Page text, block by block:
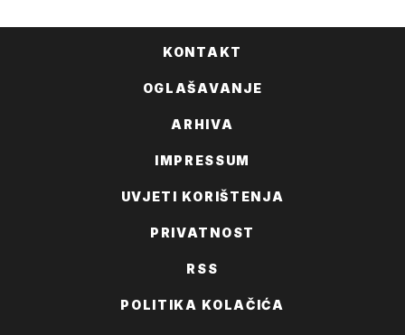
KONTAKT
OGLAŠAVANJE
ARHIVA
IMPRESSUM
UVJETI KORIŠTENJA
PRIVATNOST
RSS
POLITIKA KOLAČIĆA